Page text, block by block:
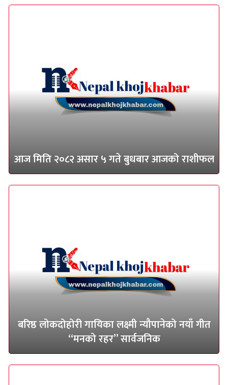
आज मिति २०८२ असार ५ गते बुधबार आजको राशीफल
बरिष्ठ लोकदोहोरी गायिका लक्ष्मी न्यौपानेको नयाँ गीत
“मनको रहर” सार्वजनिक